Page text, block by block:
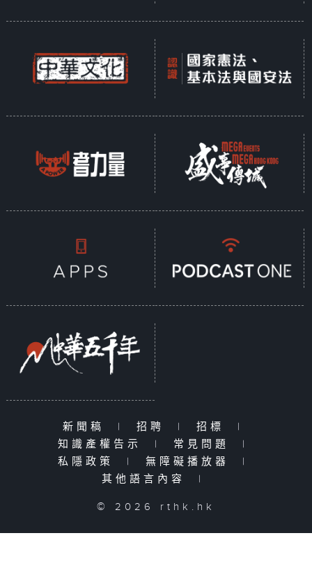
新聞稿 | 招聘 | 招標
|
知識產權告示
| 常見問題
|
私隱政策
| 無障礙播放器
|
其他語言內容
|
© 2026 rthk.hk